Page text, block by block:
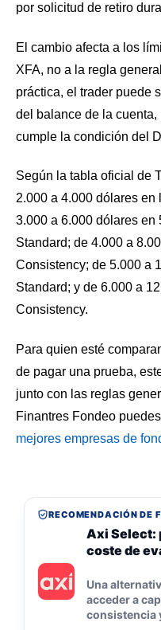
por solicitud de retiro
El cambio afecta a los
XFA, no a la regla
práctica, el trader puede
del balance de la
cumple la condición del
Según la tabla oficial de
2.000 a 4.000 dólares
3.000 a 6.000 dólares en
Standard; de 4.000 a
Consistency; de 5.000 a
Standard; y de 6.000 a
Consistency.
Para quien esté
de pagar una prueba,
junto con las reglas
Finantres Fondeo
mejores empresas de
RECOMENDACIÓN DE
Axi Select:
coste de
Una
acceder a
consistencia